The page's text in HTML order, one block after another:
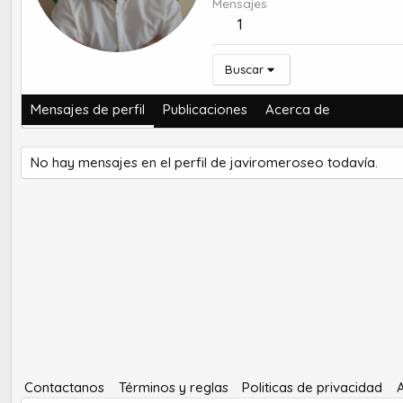
Mensajes
1
Buscar
Mensajes de perfil Publicaciones Acerca de
No hay mensajes en el perfil de javiromeroseo todavía.
Contactanos Términos y reglas Politicas de privacidad